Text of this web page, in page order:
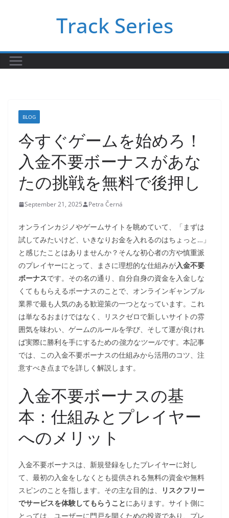
Track Series
BLOG
今すぐゲームを始めろ！
入金不要ボーナスがあな
たの挑戦を無料で後押し
September 21, 2025 Petra Černá
オンラインカジノやゲームサイトを眺めていて、「まずは
試してみたいけど、いきなりお金を入れるのはちょっと…」
と感じたことはありませんか？そんな初心者の方や慎重派
のプレイヤーにとって、まさに理想的な仕組みが入金不要
ボーナスです。その名の通り、自分自身の資金を入金しな
くてももらえるボーナスのことで、オンラインギャンブル
業界で最も人気のある歓迎策の一つとなっています。これ
は単なるおまけではなく、リスクゼロで新しいサイトの雰
囲気を味わい、ゲームのルールを学び、そして運が良けれ
ば実際に勝利を手にするための強力なツールです。本記事
では、この入金不要ボーナスの仕組みから活用のコツ、注
意すべき点までを詳しく解説します。
入金不要ボーナスの基
本：仕組みとプレイヤー
へのメリット
入金不要ボーナスは、新規登録をしたプレイヤーに対し
て、最初の入金をしなくとも提供される無料の資金や無料
スピンのことを指します。その主な目的は、
リスクフリー
でサービスを体験してもらうことにあります。サイト側に
とっては、ユーザーに門戸を開くための投資であり、プレ